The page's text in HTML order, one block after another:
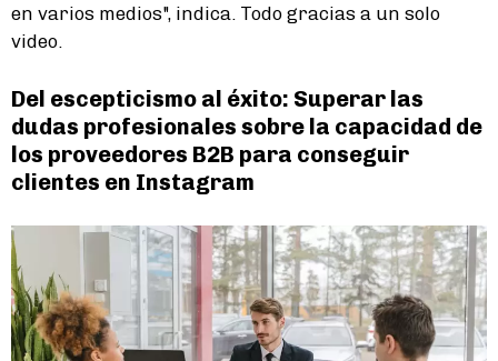
en varios medios", indica. Todo gracias a un solo
video.
Del escepticismo al éxito: Superar las
dudas profesionales sobre la capacidad de
los proveedores B2B para conseguir
clientes en Instagram